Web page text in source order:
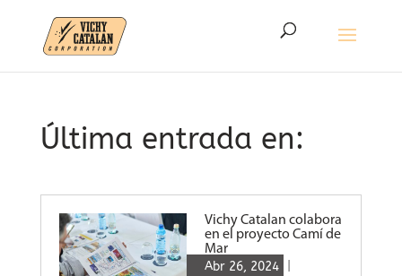
Última entrada en:
Vichy Catalan colabora
en el proyecto Camí de
Mar
Abr 26, 2024